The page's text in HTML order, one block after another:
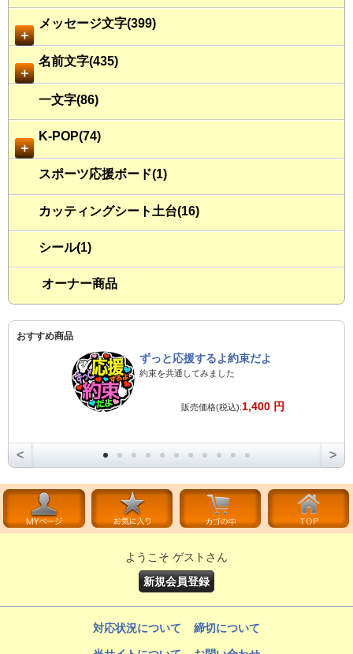
＋
メッセージ文字(399)
＋
名前文字(435)
一文字(86)
＋
K-POP(74)
スポーツ応援ボード(1)
カッティングシート土台(16)
シール(1)
オーナー商品
おすすめ商品
ずっと応援するよ約束だよ
約束を共通してみました
販売価格(税込):1,400 円
< >
ようこそ ゲストさん
新規会員登録
対応状況について 締切について